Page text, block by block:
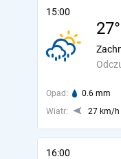
15:00
Opad: 0.6 mm
Wiatr:
27 km/h
16:00